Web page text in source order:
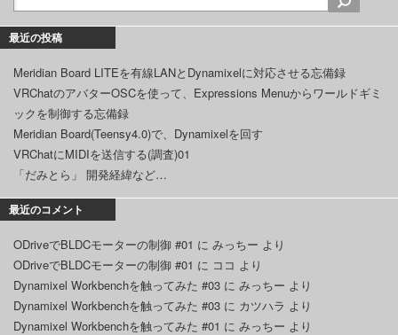
最近の投稿
Meridian Board LITEを有線LANとDynamixelに対応させる忘備録
VRChatのアバターOSCを使って、Expressions Menuからワールドギミ
ックを制御する忘備録
Meridian Board(Teensy4.0)で、Dynamixelを回す
VRChatにMIDIを送信する(調査)01
「だみとら」 開発経緯など…
最近のコメント
ODriveでBLDCモーターの制御 #01 に みっちー より
ODriveでBLDCモーターの制御 #01 に ココ より
Dynamixel Workbenchを触ってみた #03 に みっちー より
Dynamixel Workbenchを触ってみた #03 に カツハラ より
Dynamixel Workbenchを触ってみた #01 に みっちー より